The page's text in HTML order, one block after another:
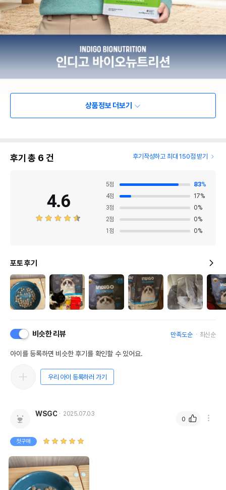
상품정보 더보기
후기 총 6 건 후기작성하고 최대 150점 받기
4.6
5점 83%
4점 17%
3점 0%
2점 0%
1 점 0%
포토 후기
비슷한 리뷰 만족도순 최신순
아이를 등록하면 비슷한 후기를 확인할 수 있어요.
우리 아이 등록하러 가기
WSGC 2025.07.03
첫구매
0